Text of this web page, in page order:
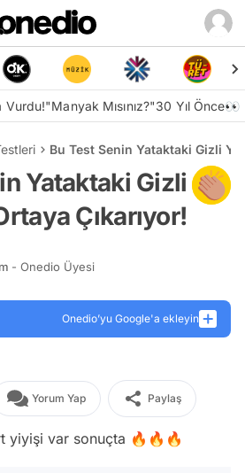
Vurdu!"Manyak Mısınız?"30 Yıl Önce👀
Bu Test Senin Yataktaki Gizli
Yataktaki Gizli
Çıkarıyor!
- Onedio Üyesi
Onedio’yu Google'a ekleyin
Yorum Yap Paylaş
yiyişi var sonuçta 🔥🔥🔥